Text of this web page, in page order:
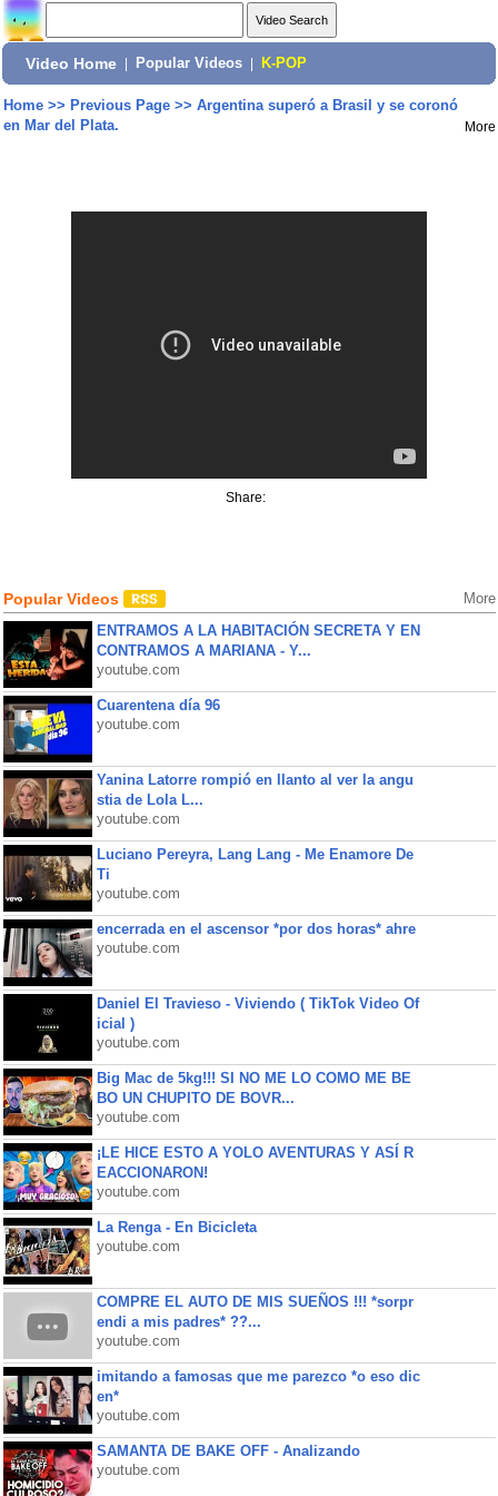
Video Home Popular Videos K-POP
Home>> Previous Page>> Argentina superó a Brasil y se coronó
en Mar del Plata.
More
Share:
Popular Videos More
ENTRAMOS A LA HABITACIÓN SECRETA Y EN
CONTRAMOS A MARIANA - Y...
youtube.com
Cuarentena día 96
youtube.com
Yanina Latorre rompió en llanto al ver la angu
stia de Lola L...
youtube.com
Luciano Pereyra, Lang Lang - Me Enamore De
Ti
youtube.com
encerrada en el ascensor *por dos horas* ahre
youtube.com
Daniel El Travieso - Viviendo ( TikTok Video Of
icial )
youtube.com
Big Mac de 5kg!!! SI NO ME LO COMO ME BE
BO UN CHUPITO DE BOVR...
youtube.com
¡LE HICE ESTO A YOLO AVENTURAS Y ASÍ R
EACCIONARON!
youtube.com
La Renga - En Bicicleta
youtube.com
COMPRE EL AUTO DE MIS SUEÑOS !!! *sorpr
endi a mis padres* ??...
youtube.com
imitando a famosas que me parezco *o eso dic
en*
youtube.com
SAMANTA DE BAKE OFF - Analizando
youtube.com